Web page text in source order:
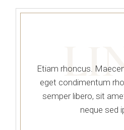
Etiam rhoncus.
eget condimentum
semper libero, sit
neque sed